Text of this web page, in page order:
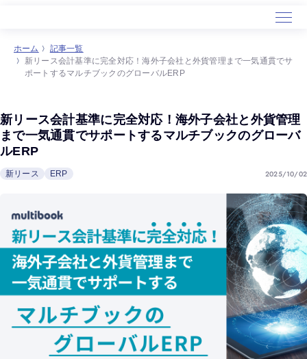
ホーム
導入事例
セミナー
会社概要
ホーム
記事一覧
新リース会計基準に完全対応！海外子会社と外貨管理まで一気通貫でサ
ポートするマルチブックのグローバルERP
新リース会計基準に完全対応！海外子会社と外貨管理
まで一気通貫でサポートするマルチブックのグローバ
ルERP
新リース ERP 2025/10/02